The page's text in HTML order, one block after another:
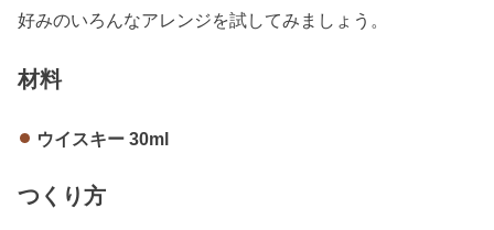
好みのいろんなアレンジを試してみましょう。
材料
ウイスキー 30ml
つくり方